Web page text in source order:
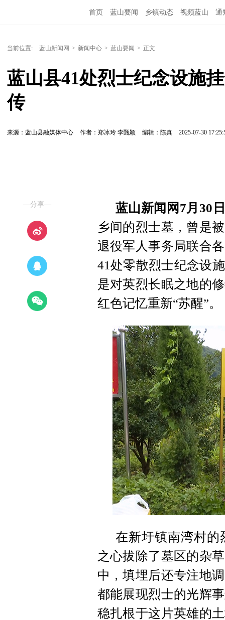
首页 蓝山要闻 乡镇动态 视频蓝山 通
当前位置: 蓝山新闻网 > 新闻中心 > 蓝山要闻 > 正文
蓝山县41处烈士纪念设施
传
来源：蓝山县融媒体中心 作者：郑冰玲 李甄颖 编辑：陈真 2025-07-30
—分享—
蓝山新闻网7月30
乡间的烈士墓，曾是
退役军人事务局联合
41处零散烈士纪念设
是对英烈长眠之地的
红色记忆重新“苏醒”。
在新圩镇南湾村的
之心拔除了墓区的杂
中，填埋后还专注地
都能展现烈士的光辉
稳扎根于这片英雄的